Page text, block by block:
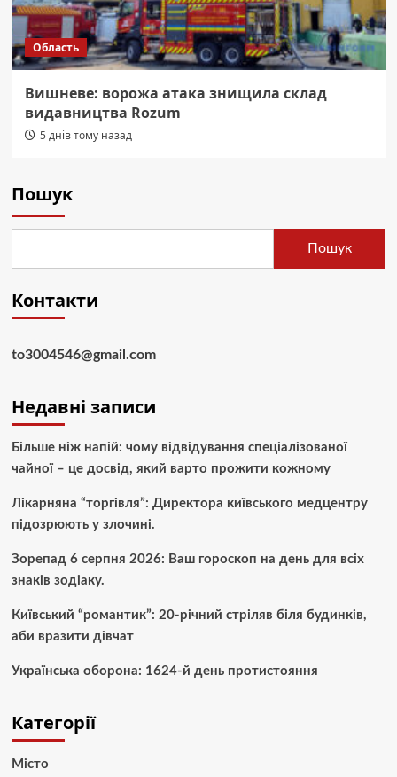
Область
Вишневе: ворожа атака знищила склад
видавництва Rozum
5 днів тому назад
Пошук
Пошук
Контакти
to3004546@gmail.com
Недавні записи
Більше ніж напій: чому відвідування спеціалізованої
чайної – це досвід, який варто прожити кожному
Лікарняна “торгівля”: Директора київського медцентру
підозрюють у злочині.
Зорепад 6 серпня 2026: Ваш гороскоп на день для всіх
знаків зодіаку.
Київський “романтик”: 20-річний стріляв біля будинків,
аби вразити дівчат
Українська оборона: 1624-й день протистояння
Категорії
Місто